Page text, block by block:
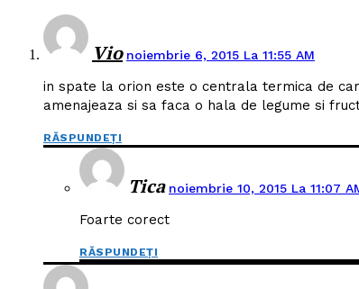
Vio noiembrie 6, 2015 La 11:55 AM
in spate la orion este o centrala termica de
amenajeaza si sa faca o hala de legume si
RĂSPUNDEȚI
Tica noiembrie 10, 2015 La 11:07
Foarte corect
RĂSPUNDEȚI